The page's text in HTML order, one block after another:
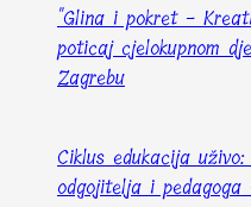
"Glina i pokret -
poticaj cjelokupnom
Zagrebu
Ciklus edukacija
odgojitelja i